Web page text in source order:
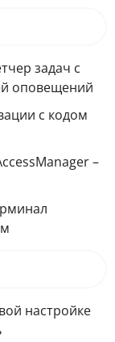
задач с
оповещений
с кодом
–
настройке